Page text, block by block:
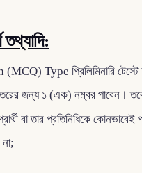
তথ্যাদি:
Type প্রিলিমিনারি টেস্টে
জন্য ১ (এক) নম্বর পাবেন।
বা তার প্রতিনিধিকে কোনভাবেই